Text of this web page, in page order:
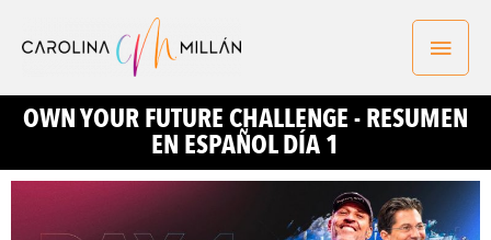
OWN YOUR FUTURE CHALLENGE - RESUMEN
EN ESPAÑOL DÍA 1